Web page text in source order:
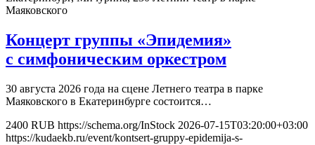
Маяковского
Концерт группы «Эпидемия»
с симфоническим оркестром
30 августа 2026 года на сцене Летнего театра в парке
Маяковского в Екатеринбурге состоится…
2400 RUB https://schema.org/InStock 2026-07-15T03:20:00+03:00
https://kudaekb.ru/event/kontsert-gruppy-epidemija-s-